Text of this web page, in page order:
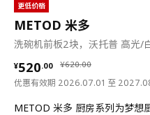
更低价格
METOD 米多
洗碗机前板2块，沃托普 高光/
¥620.00
¥ 620.00
¥520.00
¥ 520.00
优惠有效期 2026.07.01 至
METOD 米多 厨房系列为梦想